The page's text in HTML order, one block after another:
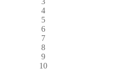
4
5
6
7
8
9
10